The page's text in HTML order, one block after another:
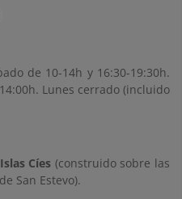
de 10-14h y 16:30-19:30h.
Lunes cerrado (incluido
Cíes (construido sobre las
San Estevo).